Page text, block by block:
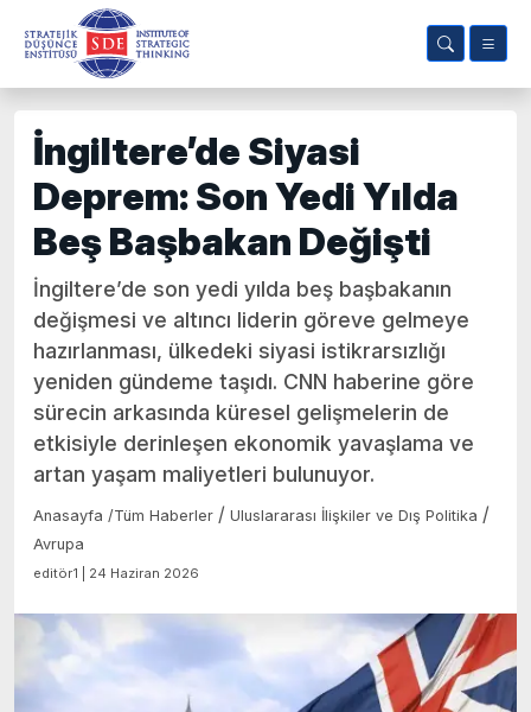
İngiltere’de Siyasi
Deprem: Son Yedi Yılda
Beş Başbakan Değişti
İngiltere’de son yedi yılda beş başbakanın
değişmesi ve altıncı liderin göreve gelmeye
hazırlanması, ülkedeki siyasi istikrarsızlığı
yeniden gündeme taşıdı. CNN haberine göre
sürecin arkasında küresel gelişmelerin de
etkisiyle derinleşen ekonomik yavaşlama ve
artan yaşam maliyetleri bulunuyor.
Anasayfa /Tüm Haberler / Uluslararası İlişkiler ve Dış Politika /
Avrupa
editör1 | 24 Haziran 2026